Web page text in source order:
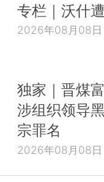
专栏｜沃什
2026年08月08日
独家｜晋煤
涉组织领导
宗罪名
2026年08月08日